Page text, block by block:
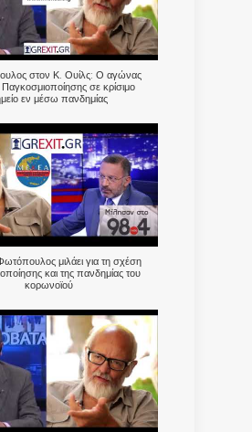
στον Κ. Ουίλς: Ο αγώνας
Παγκοσμιοποίησης σε κρίσιμο
εν μέσω πανδημίας
μιλάει για τη σχέση
και της πανδημίας του
κορωνοϊού